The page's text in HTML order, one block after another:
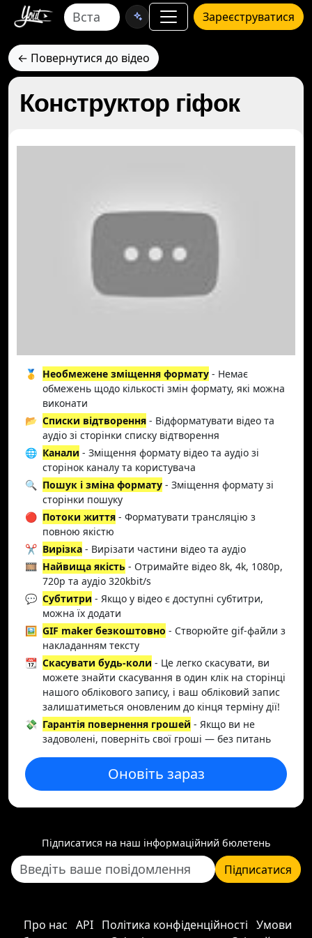
Зареєструватися
← Повернутися до відео
Конструктор гіфок
🥇 Необмежене зміщення формату - Немає
обмежень щодо кількості змін формату, які можна
виконати
📂 Списки відтворення - Відформатувати відео та
аудіо зі сторінки списку відтворення
🌐 Канали - Зміщення формату відео та аудіо зі
сторінок каналу та користувача
🔍 Пошук і зміна формату - Зміщення формату зі
сторінки пошуку
🔴 Потоки життя - Форматувати трансляцію з
повною якістю
✂️ Вирізка - Вирізати частини відео та аудіо
🎞️ Найвища якість - Отримайте відео 8k, 4k, 1080p,
720p та аудіо 320kbit/s
💬 Субтитри - Якщо у відео є доступні субтитри,
можна їх додати
🖼️ GIF maker безкоштовно - Створюйте gif-файли з
накладанням тексту
📆 Скасувати будь-коли - Це легко скасувати, ви
можете знайти скасування в один клік на сторінці
нашого облікового запису, і ваш обліковий запис
залишатиметься оновленим до кінця терміну дії!
💸 Гарантія повернення грошей - Якщо ви не
задоволені, поверніть свої гроші — без питань
Оновіть зараз
Підписатися на наш інформаційний бюлетень
Підписатися
Про нас API Політика конфіденційності Умови